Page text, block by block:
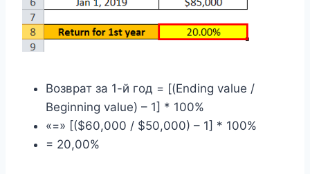
Возврат за 1-й год = [(Ending value /
Beginning value) – 1] * 100%
«=» [($60,000 / $50,000) – 1] * 100%
= 20,00%